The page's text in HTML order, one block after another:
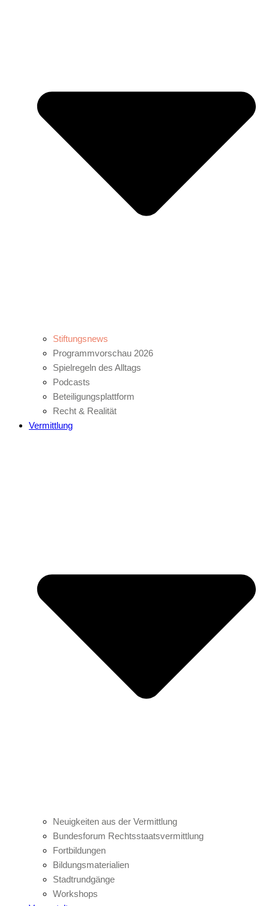
Stiftungsnews
Programmvorschau 2026
Spielregeln des Alltags
Podcasts
Beteiligungsplattform
Recht & Realität
Vermittlung
Neuigkeiten aus der Vermittlung
Bundesforum Rechtsstaatsvermittlung
Fortbildungen
Bildungsmaterialien
Stadtrundgänge
Workshops